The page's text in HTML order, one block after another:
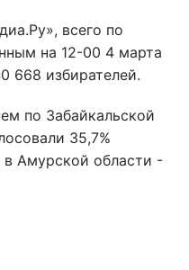
всего по
на 12-00 4 марта
668 избирателей.
по Забайкальской
35,7%
в Амурской области -